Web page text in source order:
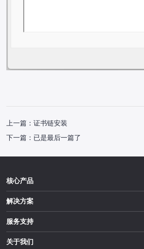
上一篇：证书链安装
下一篇： 已是最后一篇了
核心产品
解决方案
服务支持
关于我们